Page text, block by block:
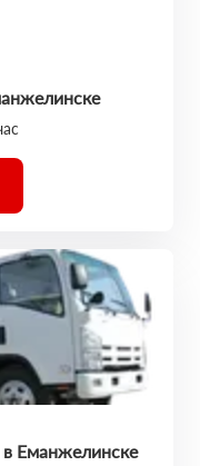
Еманжелинске